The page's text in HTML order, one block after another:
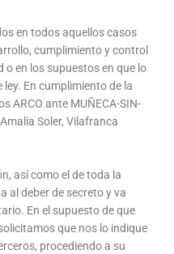
en todos aquellos casos
cumplimiento y control
en los supuestos en que lo
En cumplimiento de la
ARCO ante MUÑECA-SIN-
Soler, Vilafranca
así como el de toda la
al deber de secreto y va
En el supuesto de que
que nos lo indique
procediendo a su